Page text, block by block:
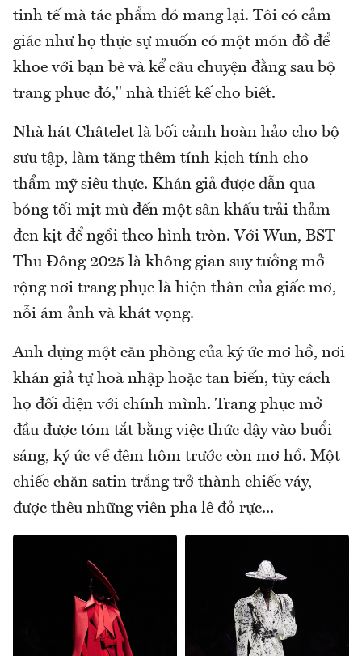
tinh tế mà tác phẩm đó mang lại. Tôi có cảm
giác như họ thực sự muốn có một món đồ để
khoe với bạn bè và kể câu chuyện đằng sau bộ
trang phục đó," nhà thiết kế cho biết.
Nhà hát Châtelet là bối cảnh hoàn hảo cho bộ
sưu tập, làm tăng thêm tính kịch tính cho
thẩm mỹ siêu thực. Khán giả được dẫn qua
bóng tối mịt mù đến một sân khấu trải thảm
đen kịt để ngồi theo hình tròn. Với Wun, BST
Thu Đông 2025 là không gian suy tưởng mở
rộng nơi trang phục là hiện thân của giấc mơ,
nỗi ám ảnh và khát vọng.
Anh dựng một căn phòng của ký ức mơ hồ, nơi
khán giả tự hoà nhập hoặc tan biến, tùy cách
họ đối diện với chính mình. Trang phục mở
đầu được tóm tắt bằng việc thức dậy vào buổi
sáng, ký ức về đêm hôm trước còn mơ hồ. Một
chiếc chăn satin trắng trở thành chiếc váy,
được thêu những viên pha lê đỏ rực...